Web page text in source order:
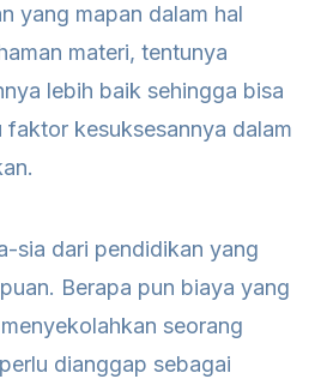
yang mapan dalam hal
materi, tentunya
lebih baik sehingga bisa
faktor kesuksesannya dalam
sia dari pendidikan yang
Berapa pun biaya yang
seorang
dianggap sebagai